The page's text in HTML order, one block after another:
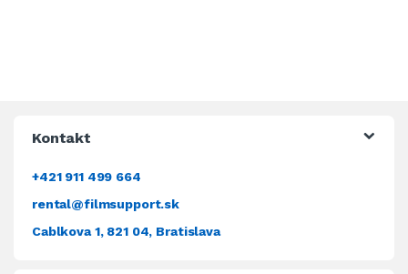
Kontakt
+421 911 499 664
rental@filmsupport.sk
Cablkova 1, 821 04, Bratislava